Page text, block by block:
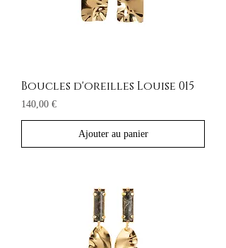
Boucles d'oreilles Louise 015
Prix
140,00 €
Ajouter au panier